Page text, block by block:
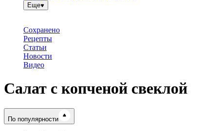
Еще
Сохранено
Рецепты
Статьи
Новости
Видео
Салат с копченой свеклой
Время готовки
По популярности